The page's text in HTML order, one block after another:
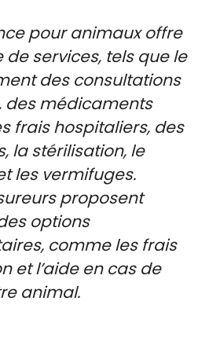
pour animaux offre
services, tels que le
des consultations
des médicaments
frais hospitaliers, des
la stérilisation, le
les vermifuges.
proposent
options
comme les frais
et l’aide en cas de
animal.